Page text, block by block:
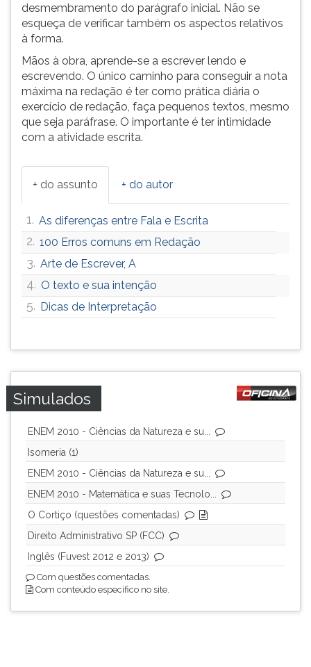
desmembramento do parágrafo inicial. Não se
esqueça de verificar também os aspectos relativos
à forma.
Mãos à obra, aprende-se a escrever lendo e
escrevendo. O único caminho para conseguir a nota
máxima na redação é ter como prática diária o
exercício de redação, faça pequenos textos, mesmo
que seja paráfrase. O importante é ter intimidade
com a atividade escrita.
+ do assunto + do autor
1. As diferenças entre Fala e Escrita
2. 100 Erros comuns em Redação
3. Arte de Escrever, A
4. O texto e sua intenção
5. Dicas de Interpretação
Simulados
ENEM 2010 - Ciências da Natureza e su...
Isomeria (1)
ENEM 2010 - Ciências da Natureza e su...
ENEM 2010 - Matemática e suas Tecnolo...
O Cortiço (questões comentadas)
Direito Administrativo SP (FCC)
Inglês (Fuvest 2012 e 2013)
Com questões comentadas.
Com conteúdo específico no site.